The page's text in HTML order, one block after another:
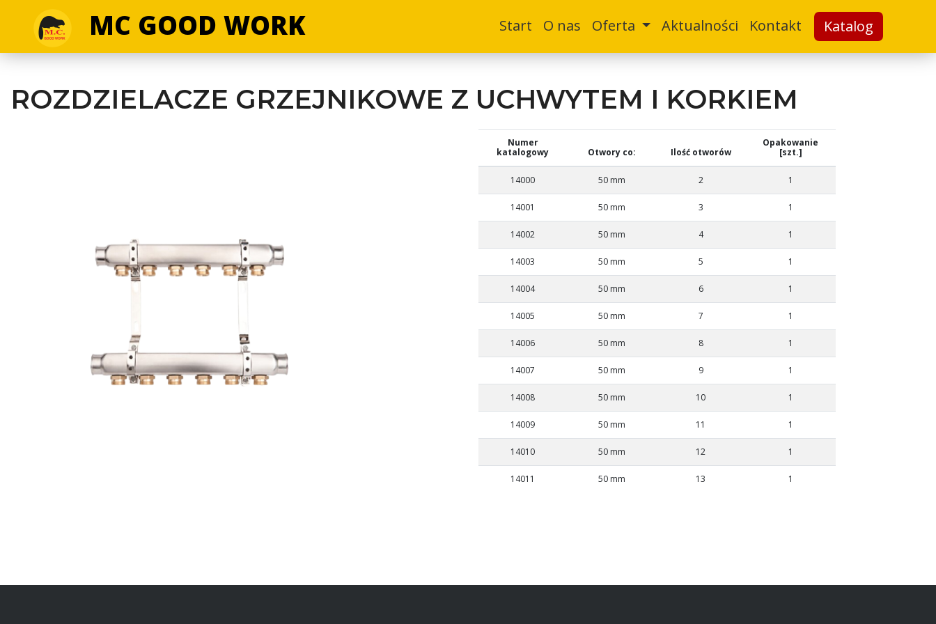
MC GOOD WORK Start O nas Oferta Aktualności Kontakt Katalog
ROZDZIELACZE GRZEJNIKOWE Z UCHWYTEM I KORKIEM
Numer
katalogowy
Otwory co: Ilość otworów
Opakowanie
[szt.]
14000 50 mm 2 1
14001 50 mm 3 1
14002 50 mm 4 1
14003 50 mm 5 1
14004 50 mm 6 1
14005 50 mm 7 1
14006 50 mm 8 1
14007 50 mm 9 1
14008 50 mm 10 1
14009 50 mm 11 1
14010 50 mm 12 1
14011 50 mm 13 1